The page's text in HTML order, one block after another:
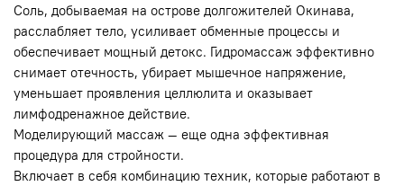
Соль, добываемая на острове долгожителей Окинава,
расслабляет тело, усиливает обменные процессы и
обеспечивает мощный детокс. Гидромассаж эффективно
снимает отечность, убирает мышечное напряжение,
уменьшает проявления целлюлита и оказывает
лимфодренажное действие.
Моделирующий массаж — еще одна эффективная
процедура для стройности.
Включает в себя комбинацию техник, которые работают в